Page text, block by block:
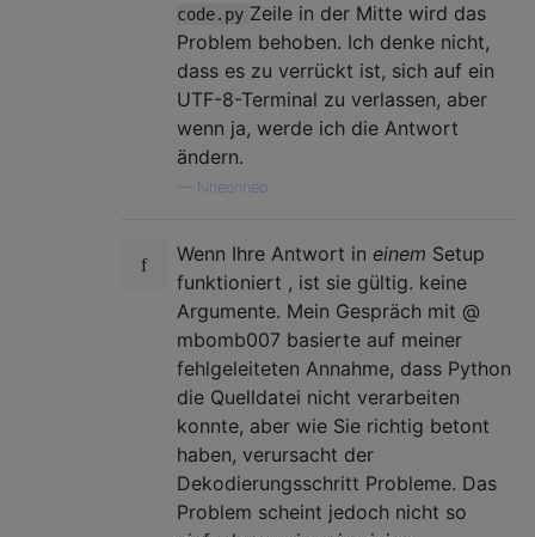
code.py Zeile in der Mitte wird das
Problem behoben. Ich denke nicht,
dass es zu verrückt ist, sich auf ein
UTF-8-Terminal zu verlassen, aber
wenn ja, werde ich die Antwort
ändern.
Nneonneo
Wenn Ihre Antwort in einem Setup
funktioniert , ist sie gültig. keine
Argumente. Mein Gespräch mit @
mbomb007 basierte auf meiner
fehlgeleiteten Annahme, dass Python
die Quelldatei nicht verarbeiten
konnte, aber wie Sie richtig betont
haben, verursacht der
Dekodierungsschritt Probleme. Das
Problem scheint jedoch nicht so